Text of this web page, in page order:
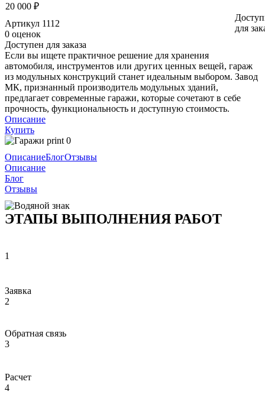
20 000 ₽
для
Артикул 1112
0 оценок
Доступен для заказа
Если вы ищете практичное решение для хранения
автомобиля, инструментов или других ценных вещей, гараж
из модульных конструкций станет идеальным выбором. Завод
МК, признанный производитель модульных зданий,
предлагает современные гаражи, которые сочетают в себе
прочность, функциональность и доступную стоимость.
Описание
Купить
ОписаниеБлогОтзывы
Описание
Блог
Отзывы
ЭТАПЫ ВЫПОЛНЕНИЯ РАБОТ
1
Заявка
2
Обратная связь
3
Расчет
4